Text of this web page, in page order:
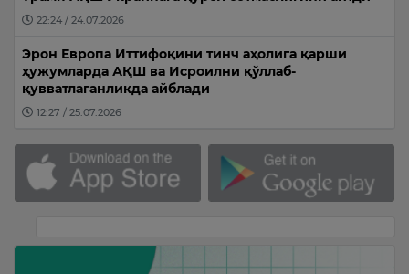
22:24 / 24.07.2026
Эрон Европа Иттифоқини тинч аҳолига қарши
ҳужумларда АҚШ ва Исроилни қўллаб-
қувватлаганликда айблади
12:27 / 25.07.2026